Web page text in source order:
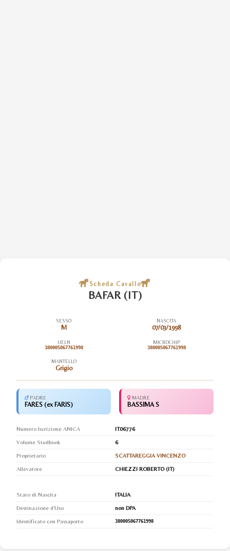
Scheda Cavallo
BAFAR (IT)
SESSO
M
NASCITA
07/03/1998
UELN
380005067761998
MICROCHIP
380005067761998
MANTELLO
Grigio
PADRE
FARES (ex FARIS)
MADRE
BASSIMA S
Numero Iscrizione ANICA
IT06776
Volume Studbook
6
Proprietario
SCATTAREGGIA VINCENZO
Allevatore
CHIEZZI ROBERTO (IT)
Stato di Nascita
ITALIA
Destinazione d'Uso
non DPA
Identificato con Passaporto
380005067761998